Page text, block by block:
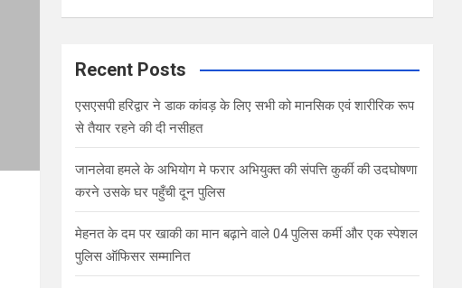
Recent Posts
एसएसपी हरिद्वार ने डाक कांवड़ के लिए सभी को मानसिक एवं शारीरिक रूप
से तैयार रहने की दी नसीहत
जानलेवा हमले के अभियोग मे फरार अभियुक्त की संपत्ति कुर्की की उदघोषणा
करने उसके घर पहुँची दून पुलिस
मेहनत के दम पर खाकी का मान बढ़ाने वाले 04 पुलिस कर्मी और एक स्पेशल
पुलिस ऑफिसर सम्मानित